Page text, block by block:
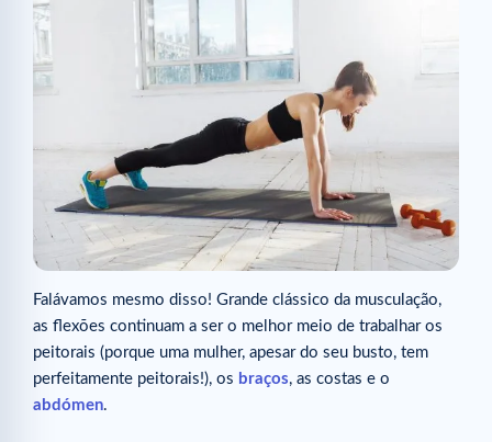
Falávamos mesmo disso! Grande clássico da musculação,
as flexões continuam a ser o melhor meio de trabalhar os
peitorais (porque uma mulher, apesar do seu busto, tem
perfeitamente peitorais!), os braços, as costas e o
abdómen.